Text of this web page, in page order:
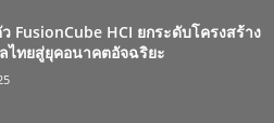
FusionCube HCI ยกระดับโครงสร้าง
ไทยสู่ยุคอนาคตอัจฉริยะ